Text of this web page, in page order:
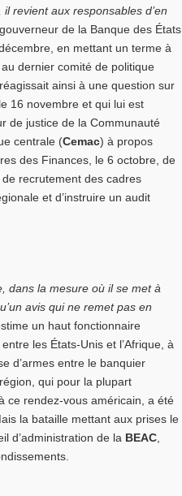
revient aux responsables d’en
de la Banque des États
en mettant un terme à
dernier comité de politique
ainsi à une question sur
16 novembre et qui lui est
de justice de la Communauté
centrale (Cemac) à propos
des Finances, le 6 octobre, de
recrutement des cadres
et d’instruire un audit
dans la mesure où il se met à
avis qui ne remet pas en
un haut fonctionnaire
les États-Unis et l’Afrique, à
d’armes entre le banquier
qui pour la plupart
ce rendez-vous américain, a été
la bataille mettant aux prises le
d’administration de la BEAC